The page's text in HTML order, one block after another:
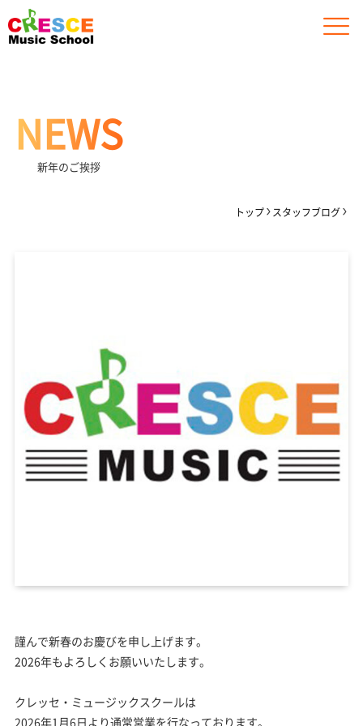
新年のご挨拶
NEWS
トップ スタッフブログ
謹んで新春のお慶びを申し上げます。
2026年もよろしくお願いいたします。
クレッセ・ミュージックスクールは
2026年1月6日より通常営業を行なっております。